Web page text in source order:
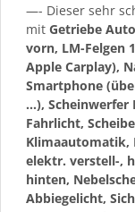
—- Dieser sehr
mit Getriebe
vorn, LM-Felgen
Apple Carplay),
Smartphone
…), Scheinwerfer
Fahrlicht,
Klimaautomatik,
elektr. verstell-,
hinten,
Abbiegelicht,